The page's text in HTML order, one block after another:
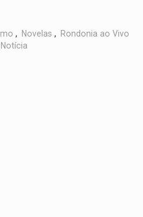
, Novelas ,
Rondonia ao Vivo
Notícia